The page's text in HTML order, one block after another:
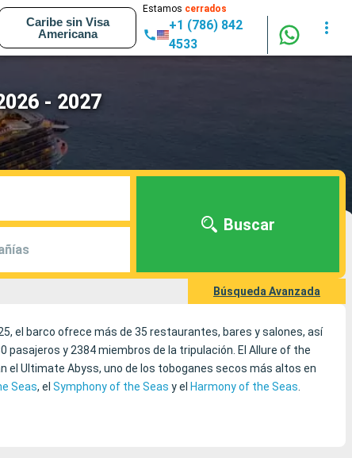
Caribe sin Visa
Americana
Estamos cerrados
+1 (786) 842
4533
- 2027
Buscar
Búsqueda Avanzada
el barco ofrece más de 35 restaurantes, bares y salones, así
y 2384 miembros de la tripulación. El Allure of the
Ultimate Abyss, uno de los toboganes secos más altos en
Seas, el Symphony of the Seas y el Harmony of the Seas